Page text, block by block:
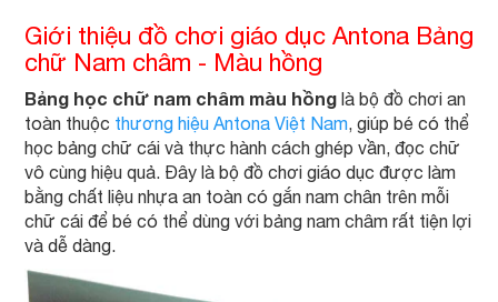
Giới thiệu đồ chơi giáo dục Antona Bảng
chữ Nam châm - Màu hồng
Bảng học chữ nam châm màu hồng là bộ đồ chơi an
toàn thuộc thương hiệu Antona Việt Nam, giúp bé có thể
học bảng chữ cái và thực hành cách ghép vần, đọc chữ
vô cùng hiệu quả. Đây là bộ đồ chơi giáo dục được làm
bằng chất liệu nhựa an toàn có gắn nam chân trên mỗi
chữ cái để bé có thể dùng với bảng nam châm rất tiện lợi
và dễ dàng.